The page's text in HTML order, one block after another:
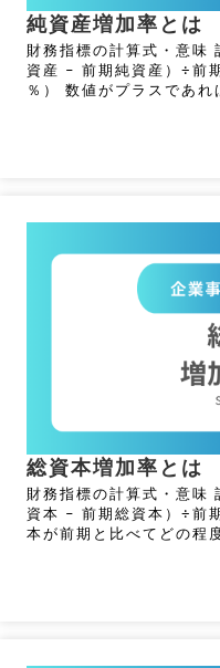
純資産増加率とは
財務指標の計算式・意味
資産 – 前期純資産）÷前
％） 数値がプラスであ
れば減少したことを示
総資本増加率とは
財務指標の計算式・意味
資本 – 前期総資本）÷前
本が前期と比べてどの程
値がプラスであれば総